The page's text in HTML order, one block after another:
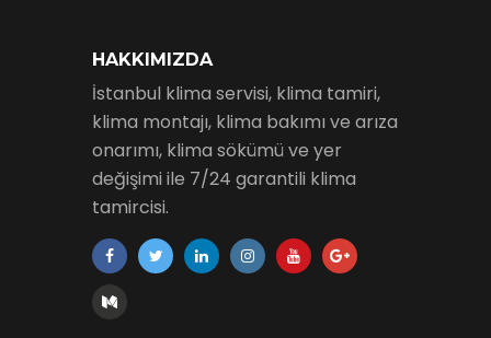
HAKKIMIZDA
İstanbul klima servisi, klima tamiri,
klima montajı, klima bakımı ve arıza
onarımı, klima sökümü ve yer
değişimi ile 7/24 garantili klima
tamircisi.